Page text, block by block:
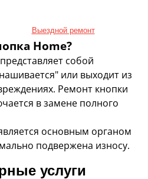
Выездной ремонт
Home?
собой
или выходит из
Ремонт кнопки
в замене полного
основным органом
подвержена износу.
услуги